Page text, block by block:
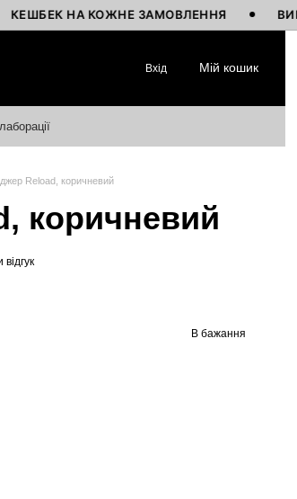
НА КОЖНЕ ЗАМОВЛЕННЯ
Вхід Мій кошик
Reload, коричневий
коричневий
В бажання